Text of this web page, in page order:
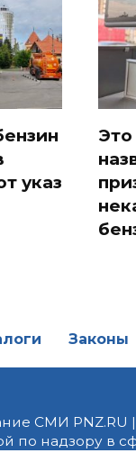
указ
Это
Законы
СМИ
по надзору в